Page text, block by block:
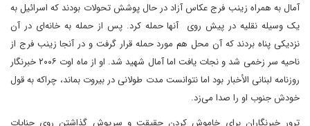
آمال به همراه زینب فرج عکاس آزاد در حال پوشش تحولات بودند که اسرائیل به
یک وسیله نقلیه در پیش روی آنها حمله کرد. پس از حمله به خانه‌ای در آن
نزدیکی پناه بردند که آن محل هم مورد حمله قرار گرفت و در آنجا زینب فرج از
ناحیه سر زخمی شد و نجات یافت اما آمال شهید شد. او از ماه اوت ۲۰۰۶ خبرنگار
روزنامه لبنانی الأخبار بود اما نتوانست مدت طولانی در بیروت بماند، چراکه به قول
خودش جنوب او را صدا می‌زد.